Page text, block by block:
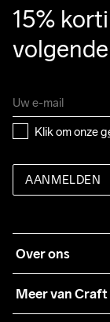
15%
Klik om onze
AANMELDEN
Over ons
Meer van Craft